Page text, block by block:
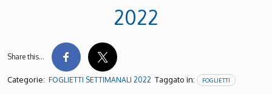
2022
Share this…
Categorie: FOGLIETTI SETTIMANALI 2022 Taggato in: FOGLIETTI